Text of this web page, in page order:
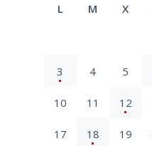
L M X
3 4 5
10 11 12
17 18 19